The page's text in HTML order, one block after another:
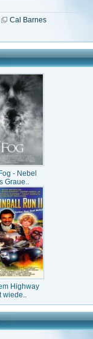
Cal Barnes
- Nebel
Graue..
Highway
wiede..